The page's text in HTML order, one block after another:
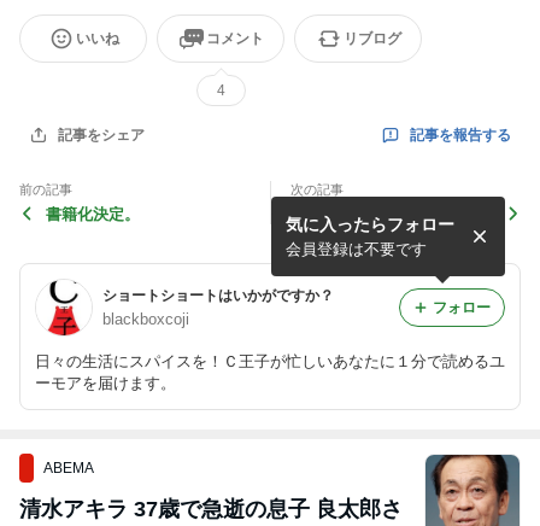
いいね コメント
4
リブログ
記事をシェア 記事を報告する
前の記事
書籍化決定。
次の記事
ショートショートはいかがですか？
blackboxcoji
日々の生活にスパイスを！Ｃ王子が忙しいあなたに１分で読めるユ
ーモアを届けます。
気に入ったらフォロー
会員登録は不要です
フォロー
ABEMA
清水アキラ 37歳で急逝の息子 良太郎さ